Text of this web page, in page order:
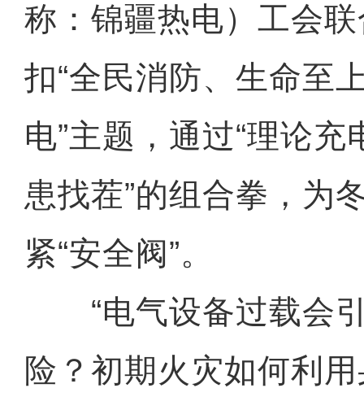
称：锦疆热电）工会
扣“全民消防、生命
电”主题，通过“理论
患找茬”的组合拳，为
紧“安全阀”。
“电气设备过载会引
险？初期火灾如何利